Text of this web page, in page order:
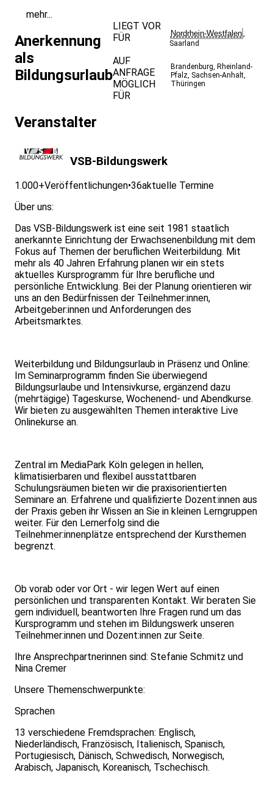
mehr...
Anerkennung
als
Bildungsurlaub
LIEGT VOR
FÜR
Nordrhein-Westfalen,
Saarland
AUF
ANFRAGE
MÖGLICH
FÜR
Brandenburg, Rheinland-
Pfalz, Sachsen-Anhalt,
Thüringen
Veranstalter
VSB-Bildungswerk
1.000+Veröffentlichungen•36aktuelle Termine
Über uns:
Das VSB-Bildungswerk ist eine seit 1981 staatlich
anerkannte Einrichtung der Erwachsenenbildung mit dem
Fokus auf Themen der beruflichen Weiterbildung. Mit
mehr als 40 Jahren Erfahrung planen wir ein stets
aktuelles Kursprogramm für Ihre berufliche und
persönliche Entwicklung. Bei der Planung orientieren wir
uns an den Bedürfnissen der Teilnehmer:innen,
Arbeitgeber:innen und Anforderungen des
Arbeitsmarktes.
Weiterbildung und Bildungsurlaub in Präsenz und Online:
Im Seminarprogramm finden Sie überwiegend
Bildungsurlaube und Intensivkurse, ergänzend dazu
(mehrtägige) Tageskurse, Wochenend- und Abendkurse.
Wir bieten zu ausgewählten Themen interaktive Live
Onlinekurse an.
Zentral im MediaPark Köln gelegen in hellen,
klimatisierbaren und flexibel ausstattbaren
Schulungsräumen bieten wir die praxisorientierten
Seminare an. Erfahrene und qualifizierte Dozent:innen aus
der Praxis geben ihr Wissen an Sie in kleinen Lerngruppen
weiter. Für den Lernerfolg sind die
Teilnehmer:innenplätze entsprechend der Kursthemen
begrenzt.
Ob vorab oder vor Ort - wir legen Wert auf einen
persönlichen und transparenten Kontakt. Wir beraten Sie
gern individuell, beantworten Ihre Fragen rund um das
Kursprogramm und stehen im Bildungswerk unseren
Teilnehmer:innen und Dozent:innen zur Seite.
Ihre Ansprechpartnerinnen sind: Stefanie Schmitz und
Nina Cremer
Unsere Themenschwerpunkte:
Sprachen
13 verschiedene Fremdsprachen: Englisch,
Niederländisch, Französisch, Italienisch, Spanisch,
Portugiesisch, Dänisch, Schwedisch, Norwegisch,
Arabisch, Japanisch, Koreanisch, Tschechisch.